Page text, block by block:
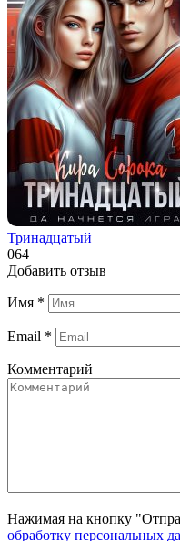
Тринадцатый
064
Добавить отзыв
Имя *
Email *
Комментарий
Нажимая на кнопку
обработку персональных